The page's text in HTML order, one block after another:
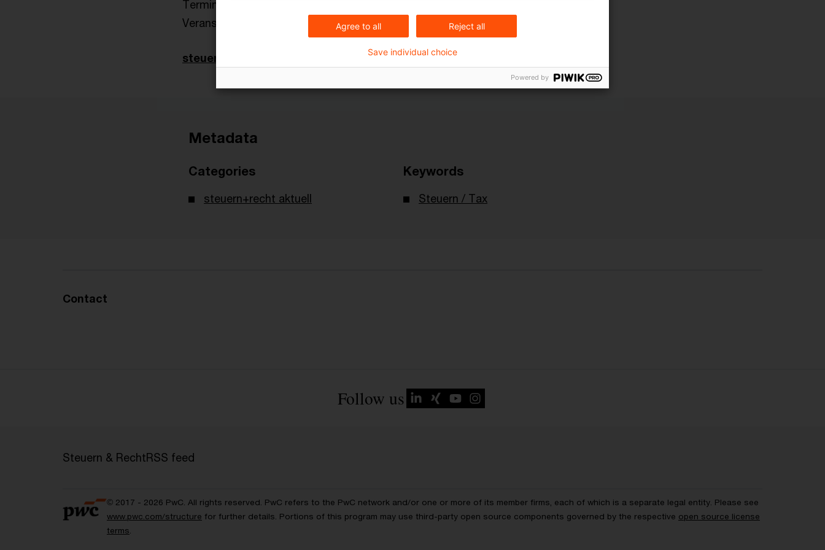
Terminplaner
Veranstaltungen
steuernrechtaktuell_Ausgabe45_2025.pdf
Metadata
Categories
steuern+recht aktuell
Keywords
Steuern / Tax
Contact
Follow us
Steuern & RechtRSS feed
© 2017 - 2026 PwC. All rights reserved. PwC refers to the PwC network and/or one or more of its member firms, each of which is a separate legal entity. Please see
www.pwc.com/structure for further details. Portions of this program may use third-party open source components governed by the respective open source license
terms.
Agree to all Reject all
Save individual choice
Powered by